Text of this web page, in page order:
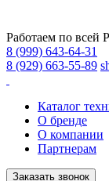
Работаем по всей
8 (999) 643-64-31
8 (929) 663-55-89
Каталог
О бренде
О компании
Партнерам
Заказать звонок